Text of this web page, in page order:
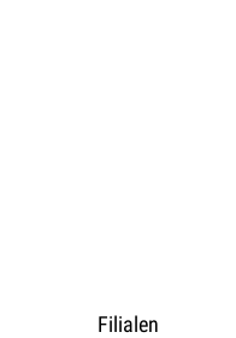
Filialen